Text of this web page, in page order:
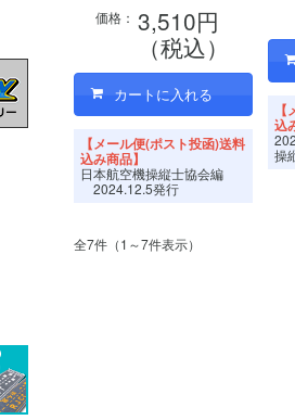
価格： 3,510円
（税込）
【メール便(ポスト投函)送料
込み商品】
日本航空機操縦士協会編
2024.12.5発行
込
操
全7件（1～7件表示）